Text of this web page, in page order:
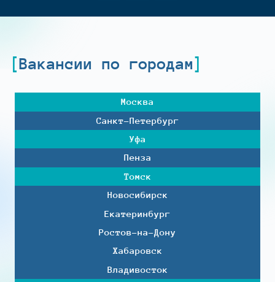
Вакансии по городам
Москва
Санкт-Петербург
Уфа
Пенза
Томск
Новосибирск
Екатеринбург
Ростов-на-Дону
Хабаровск
Владивосток